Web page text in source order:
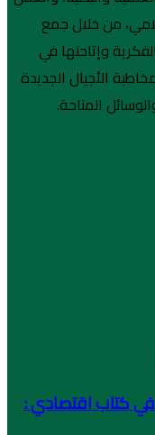
من خلال جمع
وإتاحتها في
الأجيال الجديدة
المتاحة.
كتاب اقتصادي :